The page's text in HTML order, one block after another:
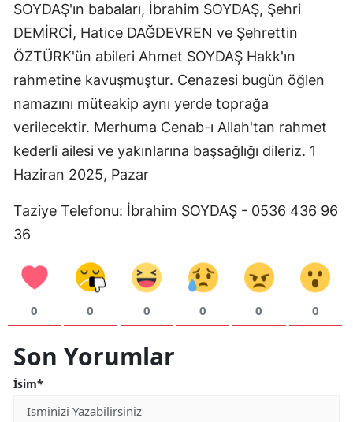
Gümüşhane
Hakkari
Hatay
Isparta
Mersin
İzmir
Kastamonu
Kayseri
SOYDAŞ'ın babaları, İbrahim SOYDAŞ, Şehri
DEMİRCİ, Hatice DAĞDEVREN ve Şehrettin
ÖZTÜRK'ün abileri Ahmet SOYDAŞ Hakk'ın
rahmetine kavuşmuştur. Cenazesi bugün öğlen
namazını müteakip aynı yerde toprağa
verilecektir. Merhuma Cenab-ı Allah'tan rahmet
kederli ailesi ve yakınlarına başsağlığı dileriz. 1
Haziran 2025, Pazar
Taziye Telefonu: İbrahim SOYDAŞ - 0536 436 96
36
0 0 0 0 0 0
Son Yorumlar
İsim*